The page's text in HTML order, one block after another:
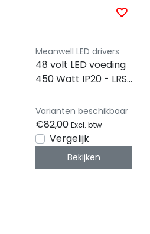
Meanwell LED drivers
48 volt LED voeding
450 Watt IP20 - LRS-
Varianten beschikbaar
€82,00 Excl. btw
Vergelijk
Bekijken